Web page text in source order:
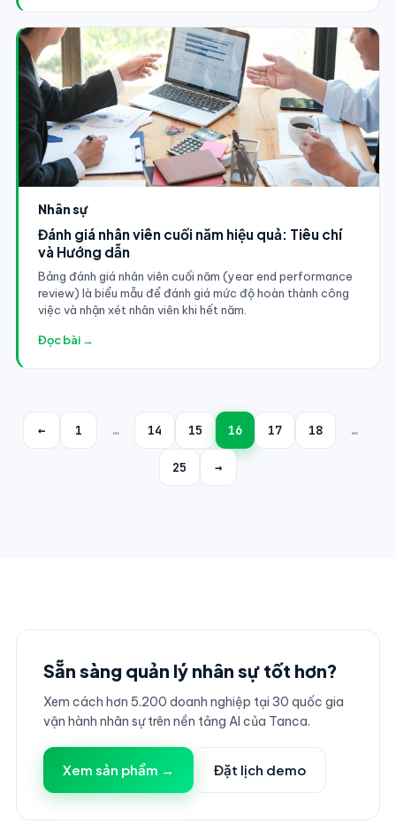
Nhân sự
Đánh giá nhân viên cuối năm hiệu quả: Tiêu chí
và Hướng dẫn
Bảng đánh giá nhân viên cuối năm (year end performance
review) là biểu mẫu để đánh giá mức độ hoàn thành công
việc và nhận xét nhân viên khi hết năm.
Đọc bài →
← 1 … 14 15 16 17 18 …
25 →
Sẵn sàng quản lý nhân sự tốt hơn?
Xem cách hơn 5.200 doanh nghiệp tại 30 quốc gia
vận hành nhân sự trên nền tảng AI của Tanca.
Xem sản phẩm → Đặt lịch demo